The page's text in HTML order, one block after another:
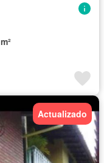
Actualizado